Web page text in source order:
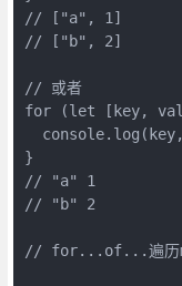
// ["a", 1]
// ["b", 2]
// 或者
for (let [key,
}
// "a" 1
// "b" 2
// for...of...遍历